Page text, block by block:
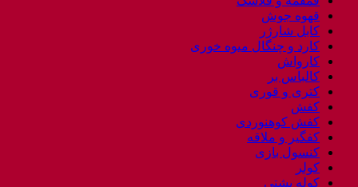
قهوه جوش
کابل شارژر
کارد و چنگال میوه خوری
کارواش
کالباس بر
کتری و قوری
کفش
کفش کوهنوردی
کفگیر و ملاقه
کنسول بازی
کولر
کوله پشتی